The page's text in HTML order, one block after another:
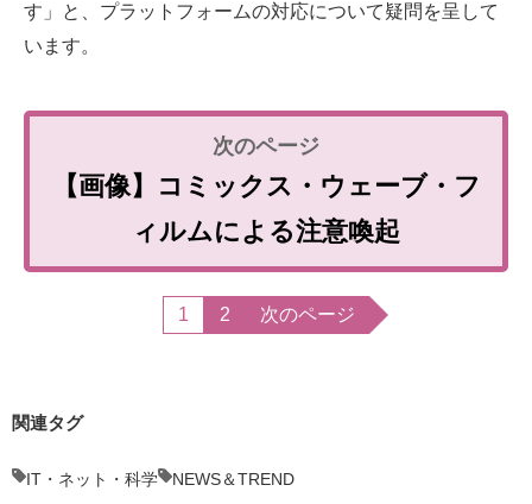
す」と、プラットフォームの対応について疑問を呈して
います。
【画像】コミックス・ウェーブ・フ
ィルムによる注意喚起
1 2 次のページ
関連タグ
IT・ネット・科学 NEWS＆TREND